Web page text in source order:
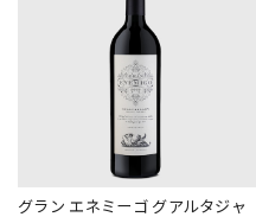
グラン エネミーゴ グアルタジャ